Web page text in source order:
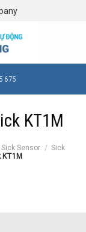
675
KT1M
Sick Sensor / Sick
KT1M